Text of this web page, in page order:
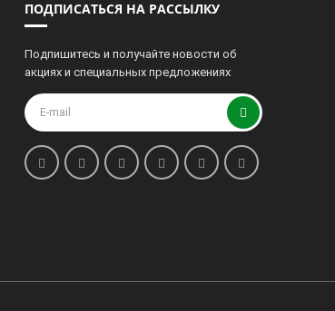
Подпишитесь и получайте новости об